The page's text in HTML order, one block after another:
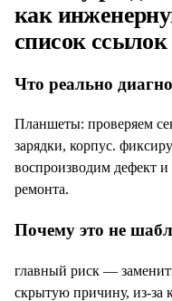
как
список ссылок
Что реально
Планшеты: проверяем
зарядки, корпус.
воспроизводим дефект и
ремонта.
Почему это не
главный риск —
скрытую причину, из-за